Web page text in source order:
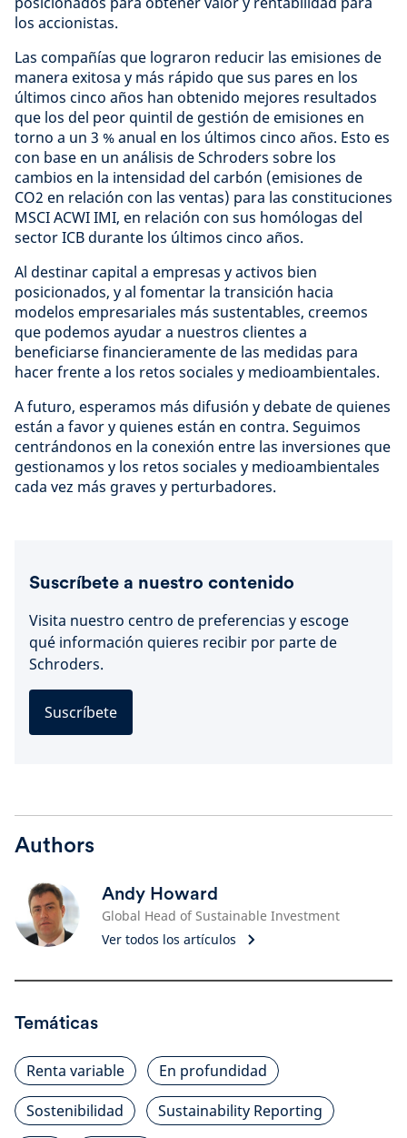
los accionistas.
Las compañías que lograron reducir las emisiones de
manera exitosa y más rápido que sus pares en los
últimos cinco años han obtenido mejores resultados
que los del peor quintil de gestión de emisiones en
torno a un 3 % anual en los últimos cinco años. Esto es
con base en un análisis de Schroders sobre los
cambios en la intensidad del carbón (emisiones de
CO2 en relación con las ventas) para las constituciones
MSCI ACWI IMI, en relación con sus homólogas del
sector ICB durante los últimos cinco años.
Al destinar capital a empresas y activos bien
posicionados, y al fomentar la transición hacia
modelos empresariales más sustentables, creemos
que podemos ayudar a nuestros clientes a
beneficiarse financieramente de las medidas para
hacer frente a los retos sociales y medioambientales.
A futuro, esperamos más difusión y debate de quienes
están a favor y quienes están en contra. Seguimos
centrándonos en la conexión entre las inversiones que
gestionamos y los retos sociales y medioambientales
cada vez más graves y perturbadores.
Suscríbete a nuestro contenido
Visita nuestro centro de preferencias y escoge
qué información quieres recibir por parte de
Schroders.
Suscríbete
Authors
Andy Howard
Global Head of Sustainable Investment
Ver todos los artículos
Temáticas
Renta variable
En profundidad
Sostenibilidad
Sustainability Reporting